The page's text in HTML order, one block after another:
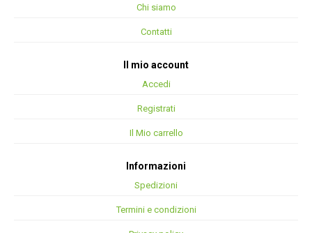
Chi siamo
Contatti
Il mio account
Accedi
Registrati
Il Mio carrello
Informazioni
Spedizioni
Termini e condizioni